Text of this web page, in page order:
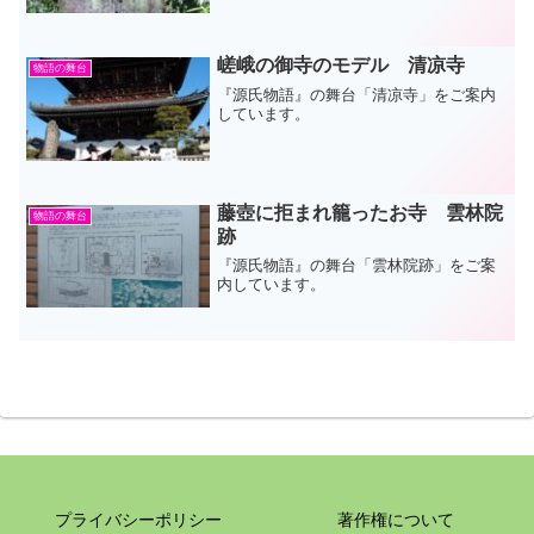
物語の舞台 嵯峨の御寺のモデル 清凉寺
『源氏物語』の舞台「清凉寺」をご案内
しています。
物語の舞台
藤壺に拒まれ籠ったお寺 雲林院
跡
『源氏物語』の舞台「雲林院跡」をご案
内しています。
プライバシーポリシー 著作権について